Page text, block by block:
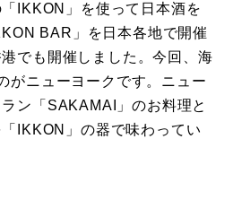
IKKON」を使って日本酒を
BAR」を日本各地で開催
でも開催しました。今回、海
がニューヨークです。ニュー
ン「SAKAMAI」のお料理と
IKKON」の器で味わってい